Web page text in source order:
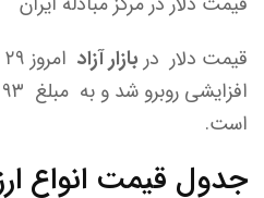
قیمت دلار در بازار آزاد
است.
جدول قیمت انواع